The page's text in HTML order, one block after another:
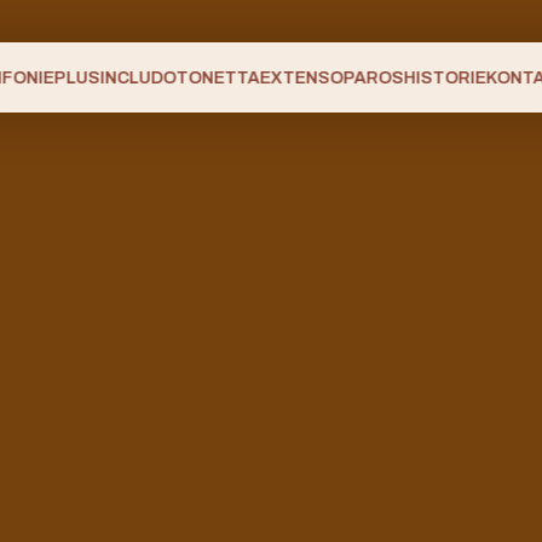
INCLUDOTONETTAEXTENSOPAROSHISTORIE